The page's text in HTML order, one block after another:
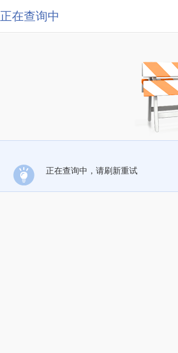
正在查询中
正在查询中，请刷新重试